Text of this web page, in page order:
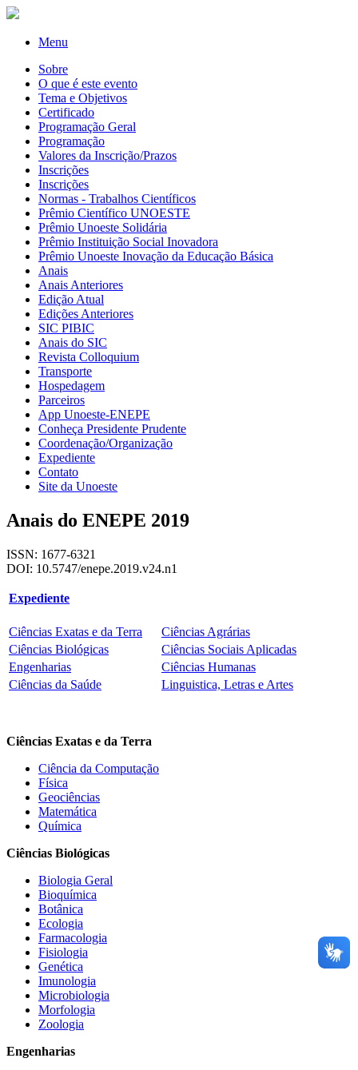
Menu
Sobre
O que é este evento
Tema e Objetivos
Certificado
Programação Geral
Programação
Valores da Inscrição/Prazos
Inscrições
Inscrições
Normas - Trabalhos Científicos
Prêmio Científico UNOESTE
Prêmio Unoeste Solidária
Prêmio Instituição Social Inovadora
Prêmio Unoeste Inovação da Educação Básica
Anais
Anais Anteriores
Edição Atual
Edições Anteriores
SIC PIBIC
Anais do SIC
Revista Colloquium
Transporte
Hospedagem
Parceiros
App Unoeste-ENEPE
Conheça Presidente Prudente
Coordenação/Organização
Expediente
Contato
Site da Unoeste
Anais do ENEPE 2019
ISSN: 1677-6321
DOI: 10.5747/enepe.2019.v24.n1
Expediente
Ciências Exatas e da Terra
Ciências Agrárias
Ciências Biológicas
Ciências Sociais Aplicadas
Engenharias
Ciências Humanas
Ciências da Saúde
Linguistica, Letras e Artes
Ciências Exatas e da Terra
Ciência da Computação
Física
Geociências
Matemática
Química
Ciências Biológicas
Biologia Geral
Bioquímica
Botânica
Ecologia
Farmacologia
Fisiologia
Genética
Imunologia
Microbiologia
Morfologia
Zoologia
Engenharias